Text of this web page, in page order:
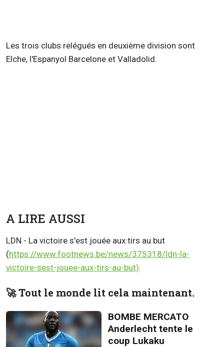
Les trois clubs relégués en deuxième division sont
Elche, l'Espanyol Barcelone et Valladolid.
A LIRE AUSSI
LDN - La victoire s'est jouée aux tirs au but
(https://www.footnews.be/news/375318/ldn-la-
victoire-sest-jouee-aux-tirs-au-but).
🚀 Tout le monde lit cela maintenant.
BOMBE MERCATO
Anderlecht tente le
coup Lukaku